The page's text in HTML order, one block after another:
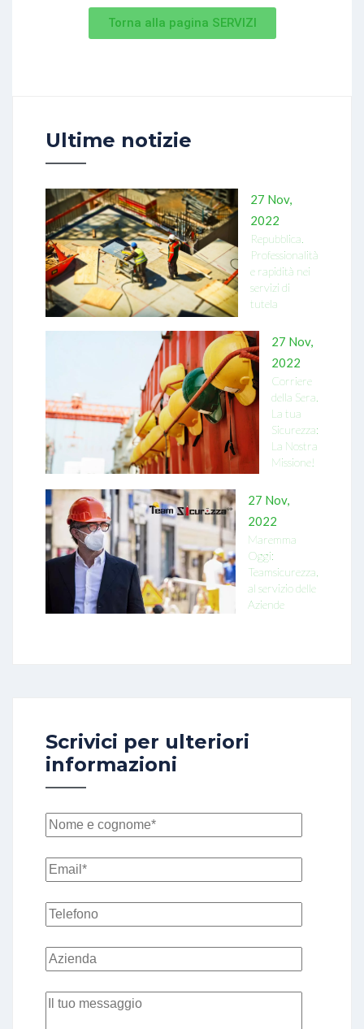
Torna alla pagina SERVIZI
Ultime notizie
27 Nov,
2022
Repubblica.
Professionalità
e rapidità nei
servizi di
tutela
27 Nov,
2022
Corriere
della Sera.
La tua
Sicurezza:
La Nostra
Missione!
27 Nov,
2022
Maremma
Oggi:
Teamsicurezza,
al servizio delle
Aziende
Scrivici per ulteriori
informazioni